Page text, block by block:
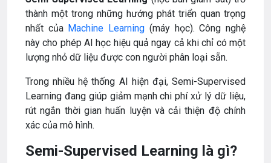
thành một trong những hướng phát triển quan trọng
nhất của Machine Learning (máy học). Công nghệ
này cho phép AI học hiệu quả ngay cả khi chỉ có một
lượng nhỏ dữ liệu được con người phân loại sẵn.
Trong nhiều hệ thống AI hiện đại, Semi-Supervised
Learning đang giúp giảm mạnh chi phí xử lý dữ liệu,
rút ngắn thời gian huấn luyện và cải thiện độ chính
xác của mô hình.
Semi-Supervised Learning là gì?